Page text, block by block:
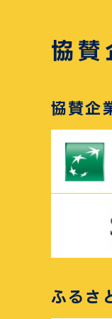
協
協賛企
ふるさ